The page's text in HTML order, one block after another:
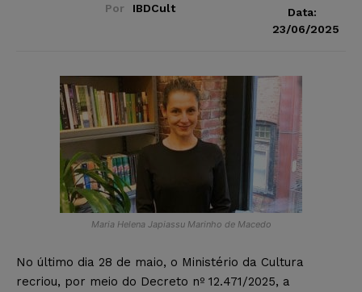
Por IBDCult
Data:
23/06/2025
Maria Helena Japiassu Marinho de Macedo
No último dia 28 de maio, o Ministério da Cultura
recriou, por meio do Decreto nº 12.471/2025, a